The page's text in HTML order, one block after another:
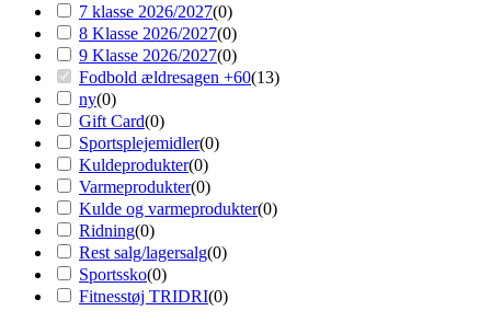
7 klasse 2026/2027(0)
8 Klasse 2026/2027(0)
9 Klasse 2026/2027(0)
Fodbold ældresagen +60(13)
ny(0)
Gift Card(0)
Sportsplejemidler(0)
Kuldeprodukter(0)
Varmeprodukter(0)
Kulde og varmeprodukter(0)
Ridning(0)
Rest salg/lagersalg(0)
Sportssko(0)
Fitnesstøj TRIDRI(0)